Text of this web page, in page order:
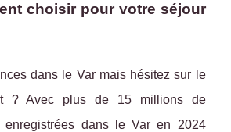
choisir pour votre séjour
dans le Var mais hésitez sur le
? Avec plus de 15 millions de
enregistrées dans le Var en 2024